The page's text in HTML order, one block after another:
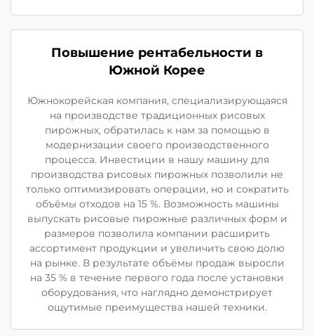
Повышение рентабельности в
Южной Корее
Южнокорейская компания, специализирующаяся
на производстве традиционных рисовых
пирожных, обратилась к нам за помощью в
модернизации своего производственного
процесса. Инвестиции в нашу машину для
производства рисовых пирожных позволили не
только оптимизировать операции, но и сократить
объёмы отходов на 15 %. Возможность машины
выпускать рисовые пирожные различных форм и
размеров позволила компании расширить
ассортимент продукции и увеличить свою долю
на рынке. В результате объёмы продаж выросли
на 35 % в течение первого года после установки
оборудования, что наглядно демонстрирует
ощутимые преимущества нашей техники.